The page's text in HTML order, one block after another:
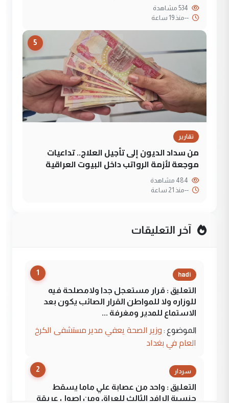
--منذ 19 ساعة
5
تقارير
من سداد الديون إلى تأجيل العلاج.. تداعيات
موجعة لأزمة الرواتب داخل البيوت العراقية
--منذ 21 ساعة
آخر التعليقات
1 hadi
التعليق : قرار مستعجل جدا ولامصلحة فيه
للوزاره ولا للمواطن القرار الصائب يكون بعد
الاستماع للمدير ومغرفة ...
الموضوع : وزير الصحة يعفي مدير مستشفى الكرخ
العام في بغداد
2 سردار
التعليق : واحد من عصابة علي ماما يسقط
جنسية الرافد الثالث للعراق ومن اصول عريقة